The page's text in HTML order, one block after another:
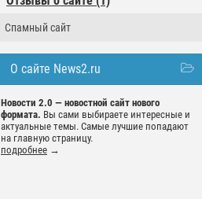
Спамный сайт
О сайте News2.ru
Новости 2.0 — новостной сайт нового
формата. Вы сами выбираете интересные и
актуальные темы. Самые лучшие попадают
на главную страницу.
подробнее →